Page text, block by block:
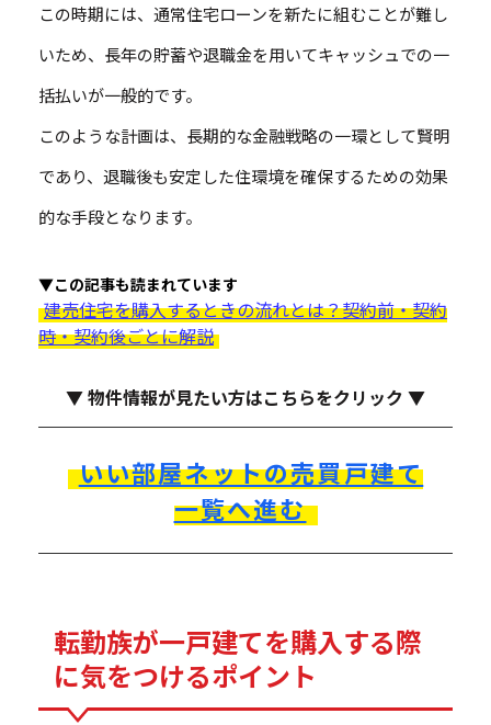
この時期には、通常住宅ローンを新たに組むことが難し
いため、長年の貯蓄や退職金を用いてキャッシュでの一
括払いが一般的です。
このような計画は、長期的な金融戦略の一環として賢明
であり、退職後も安定した住環境を確保するための効果
的な手段となります。
▼この記事も読まれています
建売住宅を購入するときの流れとは？契約前・契約
時・契約後ごとに解説
▼ 物件情報が見たい方はこちらをクリック ▼
いい部屋ネットの売買戸建て
一覧へ進む
転勤族が一戸建てを購入する際
に気をつけるポイント